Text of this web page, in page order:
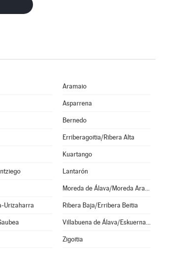
Aramaio
Asparrena
Bernedo
Erriberagoitia/Ribera Alta
Kuartango
Lantarón
Moreda de Álava/Moreda Araba
Urizaharra Ribera Baja/Erribera Beitia
Villabuena de Álava/Eskuernaga
Zigoitia